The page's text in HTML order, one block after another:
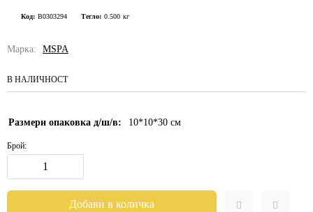
Код: B0303294 Тегло: 0.500 кг
Марка: MSPA
В НАЛИЧНОСТ
Размери опаковка д/ш/в: 10*10*30 см
Брой: